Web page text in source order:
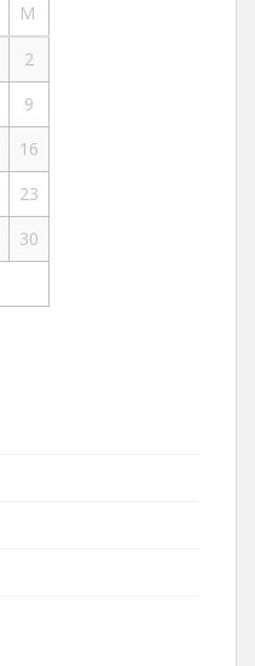
M
2
9
16
23
30